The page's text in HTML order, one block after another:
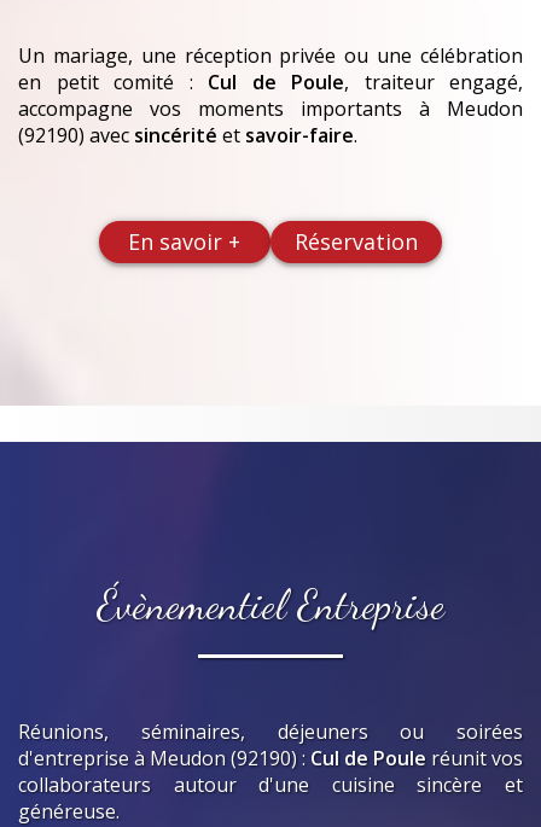
Un mariage, une réception privée ou une célébration
en petit comité : Cul de Poule, traiteur engagé,
accompagne vos moments importants à Meudon
(92190) avec sincérité et savoir-faire.
En savoir + Réservation
Évènementiel Entreprise
Réunions, séminaires, déjeuners ou soirées
d'entrepriseà Meudon (92190): Cul de Poule réunit vos
collaborateurs autour d'une cuisine sincère et
généreuse.